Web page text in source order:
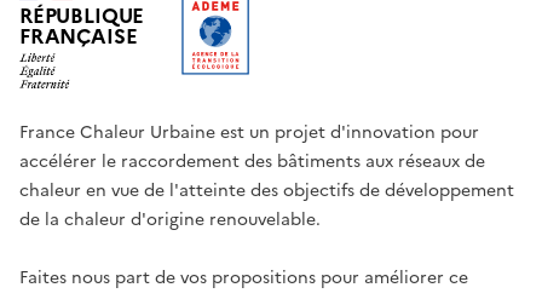
RÉPUBLIQUE
FRANÇAISE
France Chaleur Urbaine est un projet d'innovation pour
accélérer le raccordement des bâtiments aux réseaux de
chaleur en vue de l'atteinte des objectifs de développement
de la chaleur d'origine renouvelable.
Faites nous part de vos propositions pour améliorer ce